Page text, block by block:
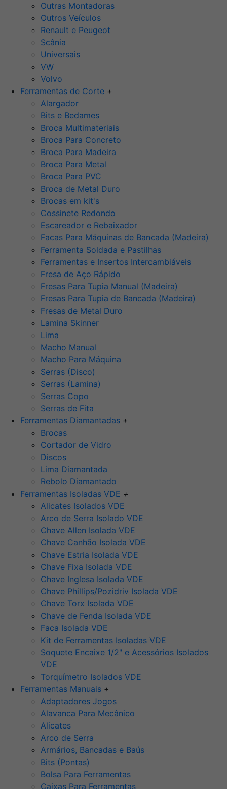
Outras Montadoras
Outros Veículos
Renault e Peugeot
Scânia
Universais
VW
Volvo
Ferramentas de Corte +
Alargador
Bits e Bedames
Broca Multimateriais
Broca Para Concreto
Broca Para Madeira
Broca Para Metal
Broca Para PVC
Broca de Metal Duro
Brocas em kit's
Cossinete Redondo
Escareador e Rebaixador
Facas Para Máquinas de Bancada (Madeira)
Ferramenta Soldada e Pastilhas
Ferramentas e Insertos Intercambiáveis
Fresa de Aço Rápido
Fresas Para Tupia Manual (Madeira)
Fresas Para Tupia de Bancada (Madeira)
Fresas de Metal Duro
Lamina Skinner
Lima
Macho Manual
Macho Para Máquina
Serras (Disco)
Serras (Lamina)
Serras Copo
Serras de Fita
Ferramentas Diamantadas +
Brocas
Cortador de Vidro
Discos
Lima Diamantada
Rebolo Diamantado
Ferramentas Isoladas VDE +
Alicates Isolados VDE
Arco de Serra Isolado VDE
Chave Allen Isolada VDE
Chave Canhão Isolada VDE
Chave Estria Isolada VDE
Chave Fixa Isolada VDE
Chave Inglesa Isolada VDE
Chave Phillips/Pozidriv Isolada VDE
Chave Torx Isolada VDE
Chave de Fenda Isolada VDE
Faca Isolada VDE
Kit de Ferramentas Isoladas VDE
Soquete Encaixe 1/2" e Acessórios Isolados
VDE
Torquímetro Isolados VDE
Ferramentas Manuais +
Adaptadores Jogos
Alavanca Para Mecânico
Alicates
Arco de Serra
Armários, Bancadas e Baús
Bits (Pontas)
Bolsa Para Ferramentas
Caixas Para Ferramentas